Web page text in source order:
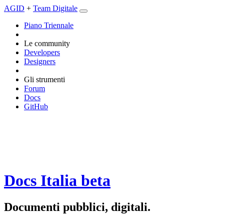
AGID + Team Digitale
Piano Triennale
Le community
Developers
Designers
Gli strumenti
Forum
Docs
GitHub
Docs Italia beta
Documenti pubblici, digitali.